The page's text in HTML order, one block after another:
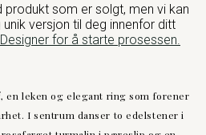
produkt som er solgt, men vi kan
versjon til deg innenfor ditt
for å starte prosessen.
, en leken og elegant ring som forener
I sentrum danser to edelstener i